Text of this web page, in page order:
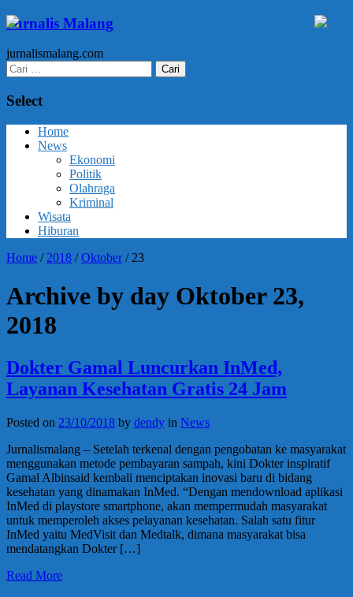
Jurnalis Malang
jurnalismalang.com
Cari
untuk:
Select
Home
News
Ekonomi
Politik
Olahraga
Kriminal
Wisata
Hiburan
Home / 2018 /Oktober / 23
Archive by day Oktober 23,
2018
Dokter Gamal Luncurkan InMed,
Layanan Kesehatan Gratis 24 Jam
Posted on 23/10/2018 by dendy in News
Jurnalismalang – Setelah terkenal dengan pengobatan ke masyarakat
menggunakan metode pembayaran sampah, kini Dokter inspiratif
Gamal Albinsaid kembali menciptakan inovasi baru di bidang
kesehatan yang dinamakan InMed. “Dengan mendownload aplikasi
InMed di playstore smartphone, akan mempermudah masyarakat
untuk memperoleh akses pelayanan kesehatan. Salah satu fitur
InMed yaitu MedVisit dan Medtalk, dimana masyarakat bisa
mendatangkan Dokter […]
Read More